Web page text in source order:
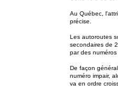
Au Québec,
précise.
Les autoroutes
secondaires de
par des
De façon
numéro impair,
va en ordre